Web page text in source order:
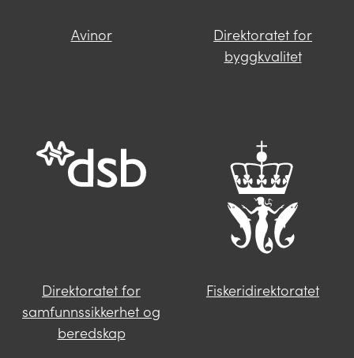
Finner du ikke svar på spørsmålet
saksbehandlere i Miljødirektoratet vil følge
deg opp videre.
Avinor
Direktoratet for
byggkvalitet
Direktoratet for
samfunnssikkerhet og
beredskap
Fiskeridirektoratet